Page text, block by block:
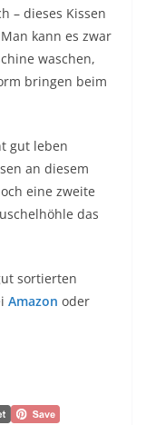
– dieses Kissen
kann es zwar
waschen,
bringen beim
gut leben
an diesem
eine zweite
das
sortierten
Amazon oder